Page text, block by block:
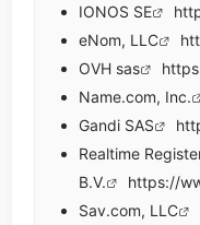
IONOS SE
eNom, LLC
OVH sas
Name.com, Inc.
Gandi SAS
Realtime
B.V.
https://
Sav.com, LLC